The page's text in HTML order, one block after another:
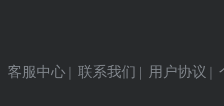
客服中心 | 联系我们 | 用户协议 |